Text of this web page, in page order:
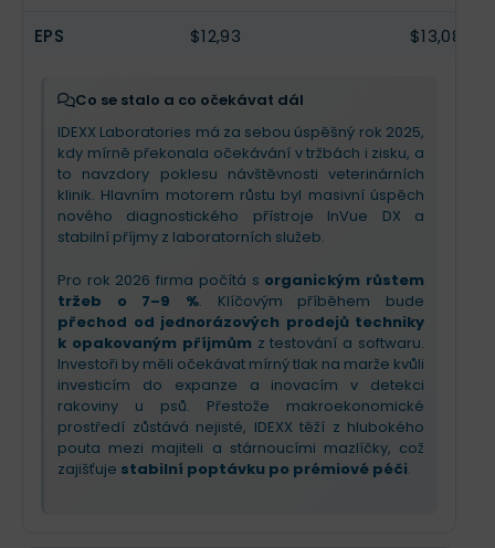
další rozšiřování funkcí u stávajících přístrojů a
technologického lídra, který díky inovacím a
náročnějším makroekonomickém prostředí.
Diagnostika se stává nezbytným standardem
péče.
EPS $12,93 $13,08
Co se stalo a co očekávat dál
IDEXX Laboratories má za sebou úspěšný rok 2025,
kdy mírně překonala očekávání v tržbách i zisku, a
to navzdory poklesu návštěvnosti veterinárních
klinik. Hlavním motorem růstu byl masivní úspěch
nového diagnostického přístroje InVue DX a
stabilní příjmy z laboratorních služeb.
Pro rok 2026 firma počítá s organickým růstem
tržeb o 7–9 %. Klíčovým příběhem bude
přechod od jednorázových prodejů techniky
k opakovaným příjmům z testování a softwaru.
Investoři by měli očekávat mírný tlak na marže kvůli
investicím do expanze a inovacím v detekci
rakoviny u psů. Přestože makroekonomické
prostředí zůstává nejisté, IDEXX těží z hlubokého
pouta mezi majiteli a stárnoucími mazlíčky, což
zajišťuje stabilní poptávku po prémiové péči.